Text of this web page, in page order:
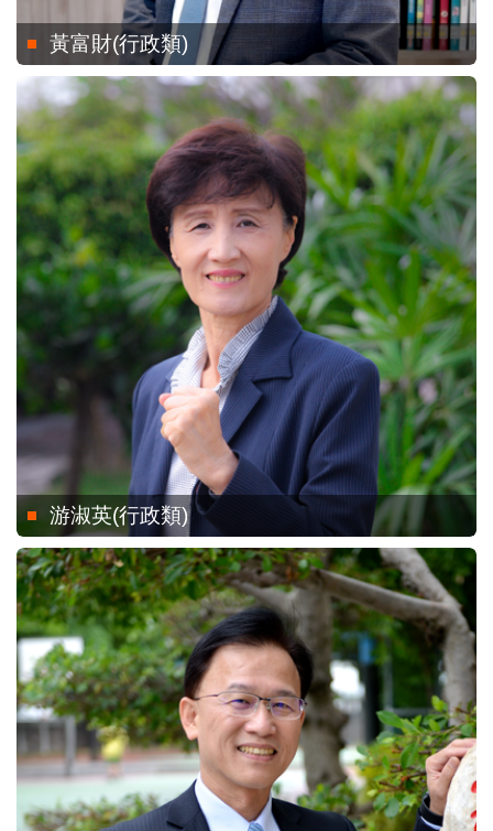
黃富財(行政類)
游淑英(行政類)